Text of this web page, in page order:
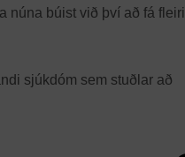
núna búist við því að fá fleiri
sjúkdóm sem stuðlar að